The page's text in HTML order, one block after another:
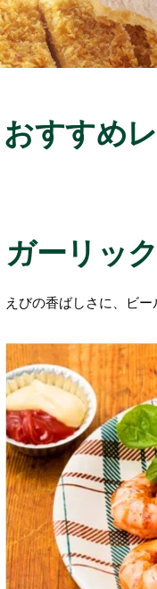
おすすめ
ガーリッ
えびの香ばしさに、ビー